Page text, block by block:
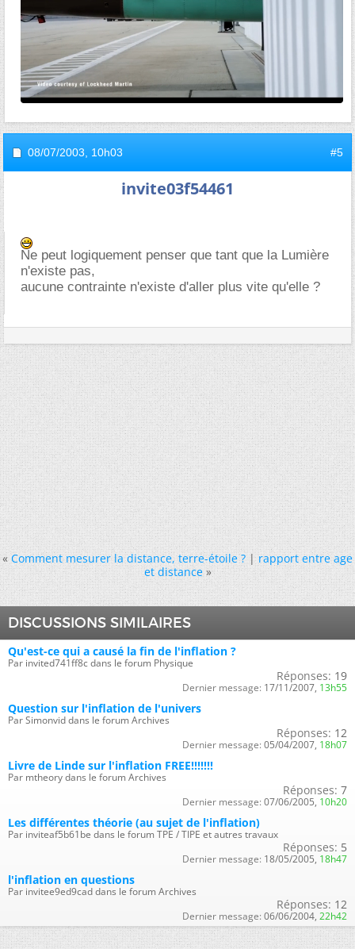
08/07/2003, 10h03 #5
invite03f54461
Ne peut logiquement penser que tant que la Lumière
n'existe pas,
aucune contrainte n'existe d'aller plus vite qu'elle ?
« Comment mesurer la distance, terre-étoile ?|rapport entre age
et distance »
DISCUSSIONS SIMILAIRES
Qu'est-ce qui a causé la fin de l'inflation ?
Par invited741ff8c dans le forum Physique
Réponses: 19
Dernier message: 17/11/2007, 13h55
Question sur l'inflation de l'univers
Par Simonvid dans le forum Archives
Réponses: 12
Dernier message: 05/04/2007, 18h07
Livre de Linde sur l'inflation FREE!!!!!!!
Par mtheory dans le forum Archives
Réponses: 7
Dernier message: 07/06/2005, 10h20
Les différentes théorie (au sujet de l'inflation)
Par inviteaf5b61be dans le forum TPE / TIPE et autres travaux
Réponses: 5
Dernier message: 18/05/2005, 18h47
l'inflation en questions
Par invitee9ed9cad dans le forum Archives
Réponses: 12
Dernier message: 06/06/2004, 22h42